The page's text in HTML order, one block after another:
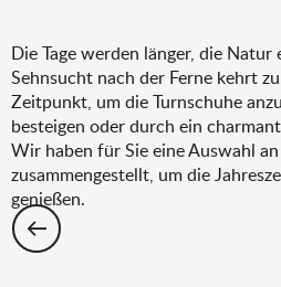
Die Tage werden länger, die
Sehnsucht nach der Ferne kehrt
Zeitpunkt, um die Turnschuhe
besteigen oder durch ein
Wir haben für Sie eine Auswahl
zusammengestellt, um die
genießen.
Wandern: Die